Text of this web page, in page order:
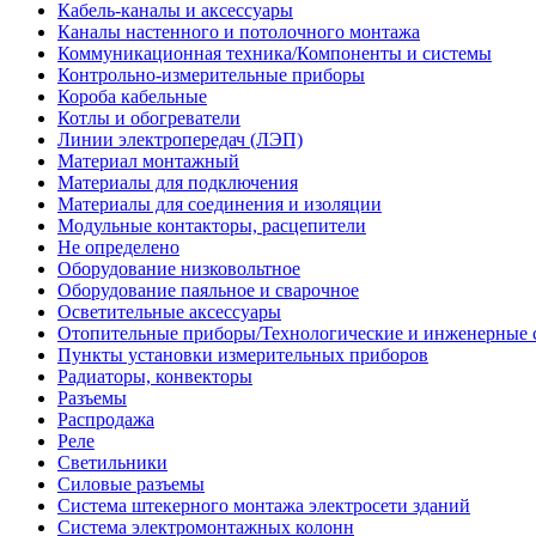
Кабель-каналы и аксессуары
Каналы настенного и потолочного монтажа
Коммуникационная техника/Компоненты и системы
Контрольно-измерительные приборы
Короба кабельные
Котлы и обогреватели
Линии электропередач (ЛЭП)
Материал монтажный
Материалы для подключения
Материалы для соединения и изоляции
Модульные контакторы, расцепители
Не определено
Оборудование низковольтное
Оборудование паяльное и сварочное
Осветительные аксессуары
Отопительные приборы/Технологические и инженерные
Пункты установки измерительных приборов
Радиаторы, конвекторы
Разъемы
Распродажа
Реле
Светильники
Силовые разъемы
Система штекерного монтажа электросети зданий
Система электромонтажных колонн